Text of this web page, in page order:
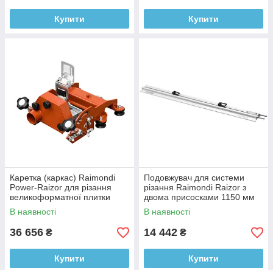
Купити Купити
Каретка (каркас) Raimondi
Power-Raizor для різання
великоформатної плитки
(433PWROHR)
В наявності
36 656 ₴
Купити
Подовжувач для системи
різання Raimondi Raizor з
двома присосками 1150 мм
(433CRP100)
В наявності
14 442 ₴
Купити